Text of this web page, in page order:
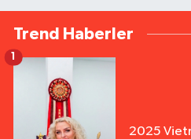
Trend Haberler
2025
1